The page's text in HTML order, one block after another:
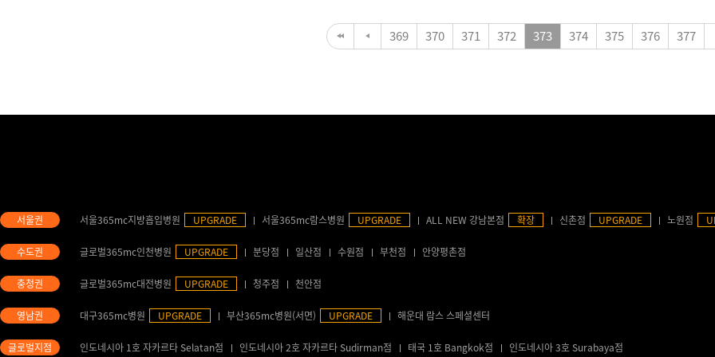
369 370 371 372 373 374 375 376 377
서울365mc지방흡입병원 UPGRADE 서울365mc람스병원 UPGRADE ALL NEW 강남본점 확장 신촌점 UPGRADE 노원점
글로벌365mc인천병원 UPGRADE 분당점 일산점 수원점 부천점 안양평촌점
글로벌365mc대전병원 UPGRADE 청주점 천안점
대구365mc병원 UPGRADE 부산365mc병원(서면) UPGRADE 해운대 람스 스페셜센터
인도네시아 1호 자카르타 Selatan점 인도네시아 2호 자카르타 Sudirman점 태국 1호 Bangkok점 인도네시아 3호 Surabaya점